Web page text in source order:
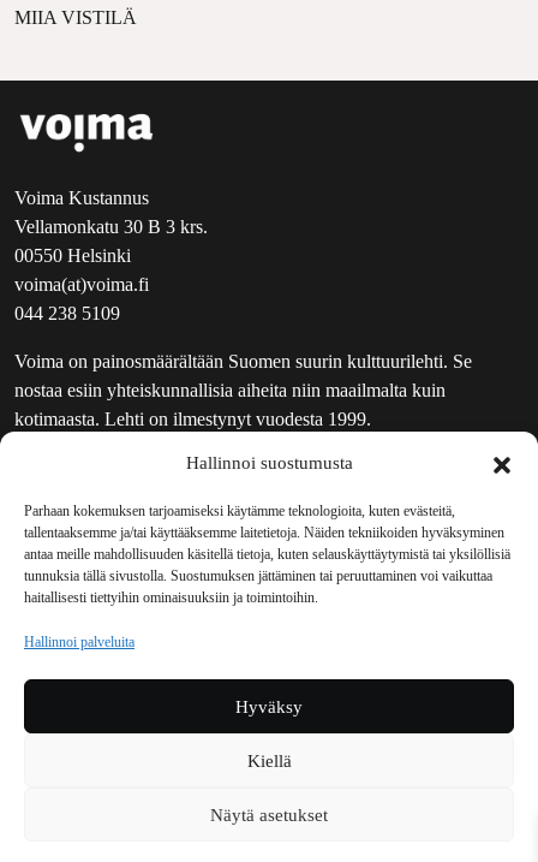
Hallinnoi suostumusta
Parhaan kokemuksen tarjoamiseksi käytämme teknologioita, kuten evästeitä,
tallentaaksemme ja/tai käyttääksemme laitetietoja. Näiden tekniikoiden hyväksyminen
antaa meille mahdollisuuden käsitellä tietoja, kuten selauskäyttäytymistä tai yksilöllisiä
tunnuksia tällä sivustolla. Suostumuksen jättäminen tai peruuttaminen voi vaikuttaa
haitallisesti tiettyihin ominaisuuksiin ja toimintoihin.
Hallinnoi palveluita
Hyväksy
Kiellä
Näytä asetukset
MIIA VISTILÄ
Voima Kustannus
Vellamonkatu 30 B 3 krs.
00550 Helsinki
voima(at)voima.fi
044 238 5109
Voima on painosmäärältään Suomen suurin kulttuurilehti. Se
nostaa esiin yhteiskunnallisia aiheita niin maailmalta kuin
kotimaasta. Lehti on ilmestynyt vuodesta 1999.
UUTISKIRJE
MAINOSTAJILLE
VASTAMAINOKSET
JAKELUPAIKAT
REKISTERISELOSTE
TILAUKSEN PERUUTUSPYYNTÖ
TILAUSOHJEET JA -EHDOT